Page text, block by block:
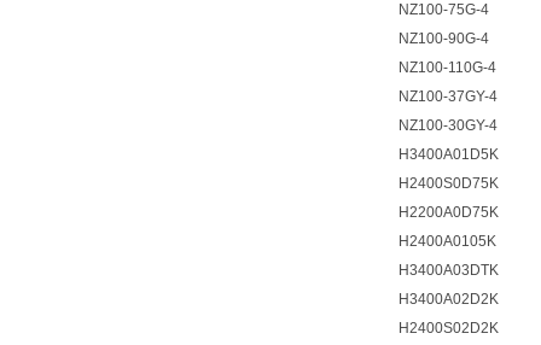
NZ100-75G-4
NZ100-90G-4
NZ100-110G-4
NZ100-37GY-4
NZ100-30GY-4
H3400A01D5K
H2400S0D75K
H2200A0D75K
H2400A0105K
H3400A03DTK
H3400A02D2K
H2400S02D2K